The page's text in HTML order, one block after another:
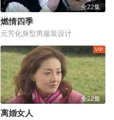
全22集
燃情四季
元芳化身型男服装设计
全22集
离婚女人